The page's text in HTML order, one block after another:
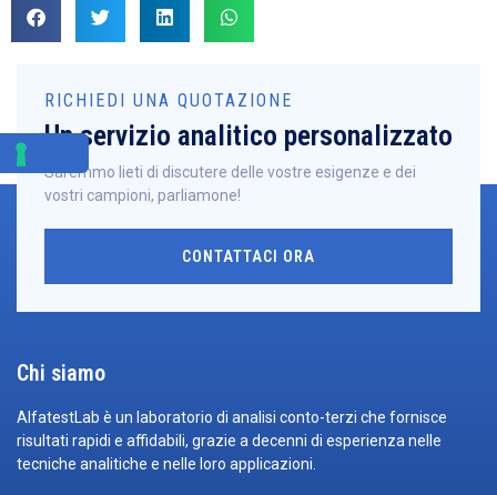
RICHIEDI UNA QUOTAZIONE
Un servizio analitico personalizzato
Saremmo lieti di discutere delle vostre esigenze e dei
vostri campioni, parliamone!
CONTATTACI ORA
Chi siamo
AlfatestLab è un laboratorio di analisi conto-terzi che fornisce
risultati rapidi e affidabili, grazie a decenni di esperienza nelle
tecniche analitiche e nelle loro applicazioni.